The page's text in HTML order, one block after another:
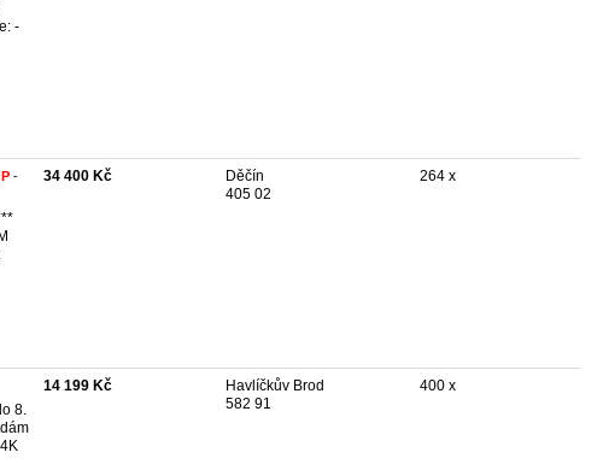
-
-
34 400 Kč
Děčín
405 02
264 x
8.
14 199 Kč
Havlíčkův Brod
582 91
400 x